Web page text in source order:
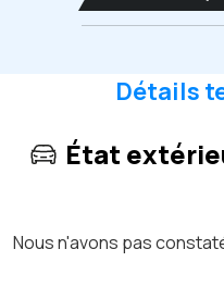
Détails
État
Nous n'avons pas